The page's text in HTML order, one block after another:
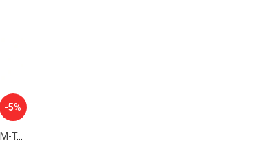
-5%
Коврик-липучка Airline ASM-T-02